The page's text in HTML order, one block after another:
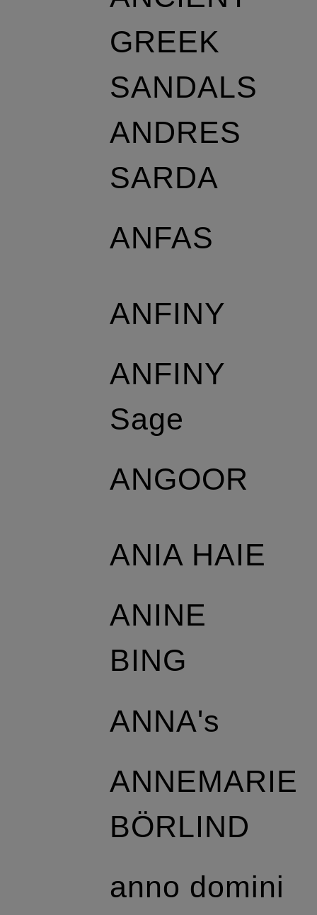
GREEK
SANDALS
ANDRES
SARDA
ANFAS
ANFINY
ANFINY
Sage
ANGOOR
ANIA HAIE
ANINE
BING
ANNA's
ANNEMARIE
BÖRLIND
anno domini